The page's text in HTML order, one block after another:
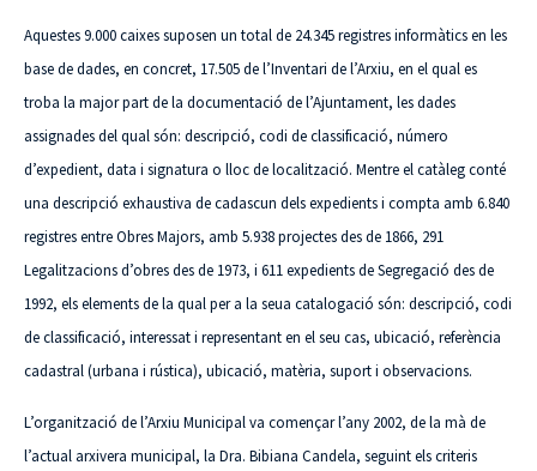
Aquestes 9.000 caixes suposen un total de 24.345 registres informàtics en les
base de dades, en concret, 17.505 de l’Inventari de l’Arxiu, en el qual es
troba la major part de la documentació de l’Ajuntament, les dades
assignades del qual són: descripció, codi de classificació, número
d’expedient, data i signatura o lloc de localització. Mentre el catàleg conté
una descripció exhaustiva de cadascun dels expedients i compta amb 6.840
registres entre Obres Majors, amb 5.938 projectes des de 1866, 291
Legalitzacions d’obres des de 1973, i 611 expedients de Segregació des de
1992, els elements de la qual per a la seua catalogació són: descripció, codi
de classificació, interessat i representant en el seu cas, ubicació, referència
cadastral (urbana i rústica), ubicació, matèria, suport i observacions.
L’organització de l’Arxiu Municipal va començar l’any 2002, de la mà de
l’actual arxivera municipal, la Dra. Bibiana Candela, seguint els criteris